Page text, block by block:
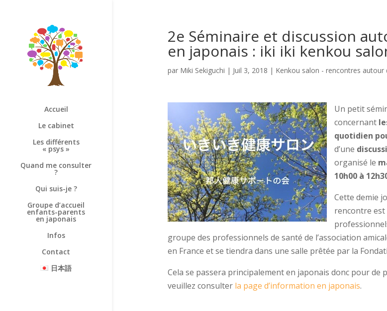
Accueil
Le cabinet
Les différents
« psys »
Quand me consulter
?
Qui suis-je ?
Groupe d’accueil
enfants-parents
en japonais
Infos
Contact
日本語
2e Séminaire et discussion
en japonais : iki iki kenkou
par Miki Sekiguchi | Juil 3, 2018 | Kenkou salon - rencontres autour
Un petit
concernant
quotidien
d’une
organisé le
10h00 à
Cette demie
rencontre
groupe des professionnels de santé de l’association
en France et se tiendra dans une salle prêtée par la
Cela se passera principalement en japonais donc pour de
veuillez consulter la page d’information en japonais.